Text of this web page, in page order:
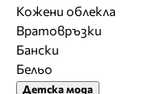
Кожени облекла
Вратовръзки
Бански
Бельо
Детска мода